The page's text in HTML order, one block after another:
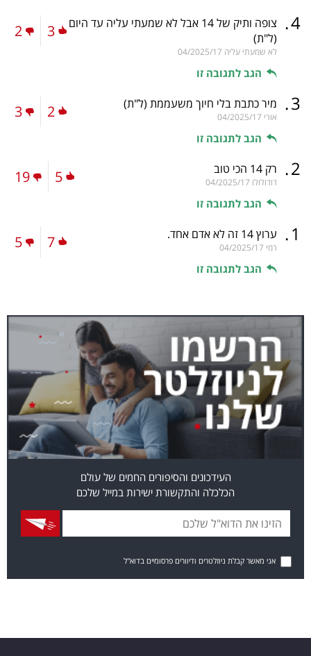
4
. צופה ותיק של 14 אבל לא שמעתי עליה עד היום
(ל"ת)
לא שמעתי עליה 04/2025/17
הגב לתגובה זו
3
2
3
. מיר כתבת בלי חיוך משעממת (ל"ת)
אורי 04/2025/17
הגב לתגובה זו
2
3
2
. רק 14 הכי טוב
דודולולו 04/2025/17
הגב לתגובה זו
5
19
1
. ערוץ 14 זה לא אדם אחד.
רמי 04/2025/17
הגב לתגובה זו
7
5
העידכונים והסיפורים החמים של עולם
הכלכלה והתקשורת ישירות במייל שלכם
אני מאשר קבלת ניוזלטרים ודיוורים פרסומיים בדוא"ל